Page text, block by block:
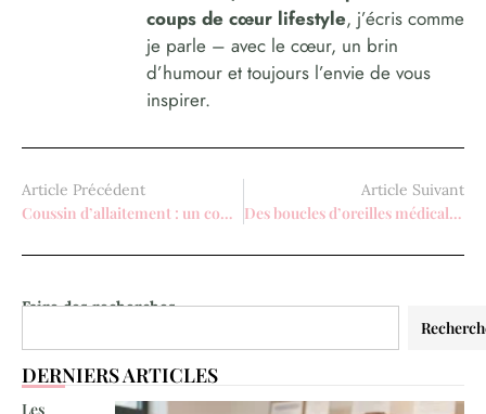
Faire des recherches
DERNIERS ARTICLES
Les
coups de cœur lifestyle, j’écris comme
je parle – avec le cœur, un brin
d’humour et toujours l’envie de vous
inspirer.
Article Précédent
Coussin d’allaitement : un confort inestimable pendant et après la grossesse
Article Suivant
Des boucles d’oreilles médicales qui allient style et santé pour les femmes